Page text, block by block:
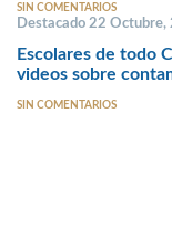
SIN COMENTARIOS
Destacado 22 Octubre,
Escolares de todo
videos sobre
SIN COMENTARIOS